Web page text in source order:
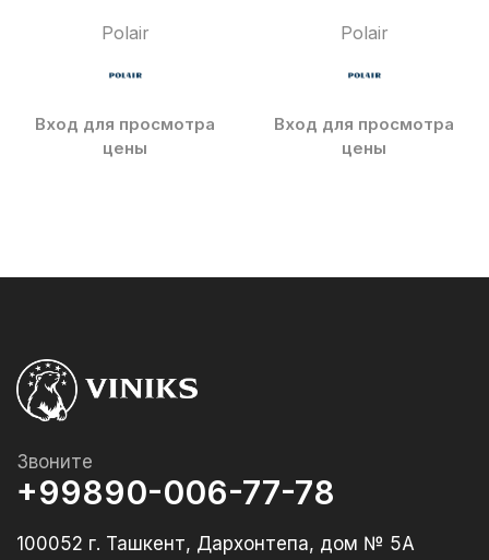
Polair
Вход для просмотра
цены
Polair
Вход для просмотра
цены
Звоните
+99890-006-77-78
100052 г. Ташкент, Дархонтепа, дом № 5А